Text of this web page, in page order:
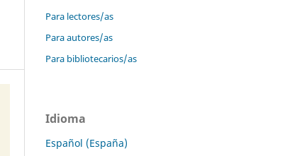
Para lectores/as
Para autores/as
Para bibliotecarios/as
Idioma
Español (España)